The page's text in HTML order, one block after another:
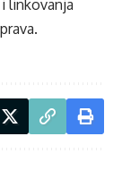
linkovanja